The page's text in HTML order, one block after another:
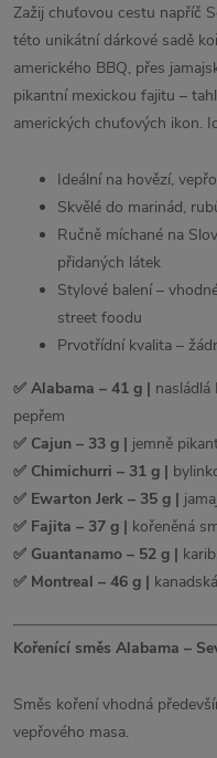
Zažij chuťovou cestu napříč
této unikátní dárkové sadě
amerického BBQ, přes
pikantní mexickou fajitu –
amerických chuťových ikon.
Ideální na hovězí,
Skvělé do marinád,
Ručně míchané na
přidaných látek
Stylové balení –
street foodu
Prvotřídní kvalita –
✅ Alabama – 41 g | nasládlá
pepřem
✅ Cajun – 33 g | jemně
✅ Chimichurri – 31 g |
✅ Ewarton Jerk – 35 g |
✅ Fajita – 37 g | kořeněná
✅ Guantanamo – 52 g |
✅ Montreal – 46 g |
Kořenící směs Alabama –
Směs koření vhodná
vepřového masa.